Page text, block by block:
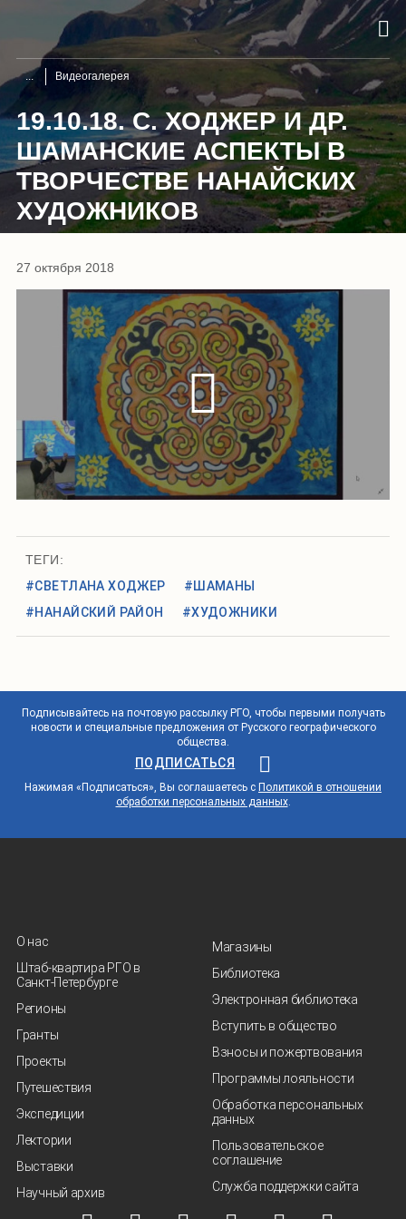
Видеогалерея
19.10.18. С. ХОДЖЕР И ДР.
ШАМАНСКИЕ АСПЕКТЫ В
ТВОРЧЕСТВЕ НАНАЙСКИХ
ХУДОЖНИКОВ
27 октября 2018
ТЕГИ:
#СВЕТЛАНА ХОДЖЕР
#ШАМАНЫ
#НАНАЙСКИЙ РАЙОН
#ХУДОЖНИКИ
Подписывайтесь на почтовую рассылку РГО, чтобы первыми получать
новости и специальные предложения от Русского географического
общества.
ПОДПИСАТЬСЯ
Нажимая «Подписаться», Вы соглашаетесь с Политикой в отношении
обработки персональных данных.
О нас
Штаб-квартира РГО в
Санкт‑Петербурге
Регионы
Гранты
Проекты
Путешествия
Экспедиции
Лектории
Выставки
Научный архив
Магазины
Библиотека
Электронная библиотека
Вступить в общество
Взносы и пожертвования
Программы лояльности
Обработка персональных
данных
Пользовательское
соглашение
Служба поддержки сайта